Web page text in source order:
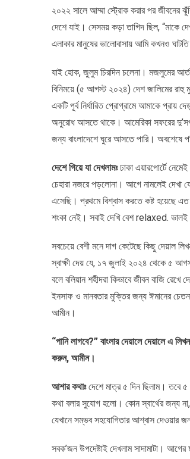
২০২২ সালে আম্মা স্ট্রোক করার পর জীবনের
দেশে যাই। সেসময় কড়া তাগিদ ছিল, “মাকে
এলাকার মানুষের ভালোবাসায় আমি কখনও
যাই হোক, জুলুম চিরদিন চলেনা। মজলুমের
বিনিময়ে (৫ আগস্ট ২০২৪) দেশ জালিমের
একটি পূর্ব নির্ধারিত প্রোগ্রামে আমাকে
অনুরোধ আসতে থাকে। আমেরিকা সফরের
জন্য বাংলাদেশে ঘুরে আসতে পারি। অবশেষে
দেশে গিয়ে যা দেখলামঃঢাকা এয়ারপোর্টে
চেহারা নজরে পড়লোনা। আগে নামলেই দেখা
এসেছি। প্রথমে বিশ্বাস করতে কষ্ট হয়েছে
শংকা নেই। সবাই দেখি বেশ relaxed. ভালই
সবচেয়ে বেশী মনে দাগ কেটেছে কিছু দেয়াল
স্বাক্ষী দেয় যে, ১৭ জুলাই ২০২৪ থেকে ৫
বলে বলিয়ান শহীদরা কিভাবে জীবন বাজি
ইনসাফ ও মানবতার মুক্তির জন্য ঈমানের চেতনা
আমীন।
“পানি লাগবে?” বাংলার দেয়ালে দেয়ালে এ
করুন, আমীন।
আশার কথাঃদেশে মাত্র ৫ দিন ছিলাম। তবে ৫
কথা বলার সুযোগ হলো। কোন স্বার্থের জন্য
যেখানে সম্ভব সহযোগিতার আশ্বাস দেওয়ার
সবক’জন উপদেষ্টাই দেখলাম সাদামাটা। আগের